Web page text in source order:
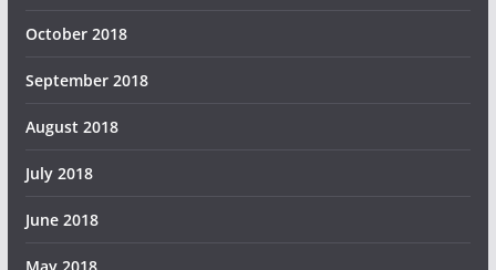
October 2018
September 2018
August 2018
July 2018
June 2018